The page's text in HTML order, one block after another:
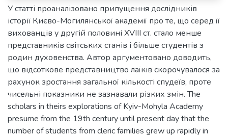
У статті проаналізовано припущення дослідників
історії Києво-Могилянської академії про те, що серед її
вихованців у другій половині XVIII ст. стало менше
представників світських станів і більше студентів з
родин духовенства. Автор аргументовано доводить,
що відсоткове представництво лаїків скорочувалося за
рахунок зростання загальної кількості спудеїв, проте
чисельні показники не зазнавали різких змін. The
scholars in theirs explorations of Kyiv-Mohyla Academy
presume from the 19th century until present day that the
number of students from cleric families grew up rapidly in